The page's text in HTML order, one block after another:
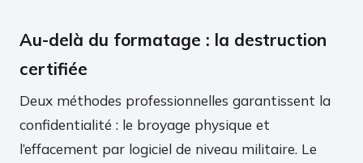
Au-delà du formatage : la destruction
certifiée
Deux méthodes professionnelles garantissent la
confidentialité : le broyage physique et
l’effacement par logiciel de niveau militaire. Le